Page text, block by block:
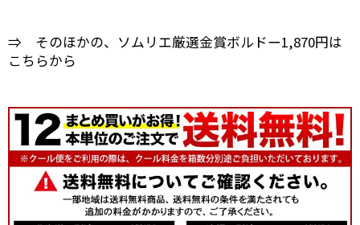
⇒ そのほかの、ソムリエ厳選金賞ボルドー1,870円は
こちらから